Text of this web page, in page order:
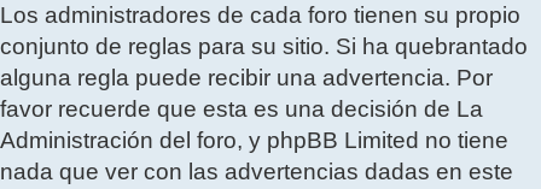
Los administradores de cada foro tienen su propio
conjunto de reglas para su sitio. Si ha quebrantado
alguna regla puede recibir una advertencia. Por
favor recuerde que esta es una decisión de La
Administración del foro, y phpBB Limited no tiene
nada que ver con las advertencias dadas en este